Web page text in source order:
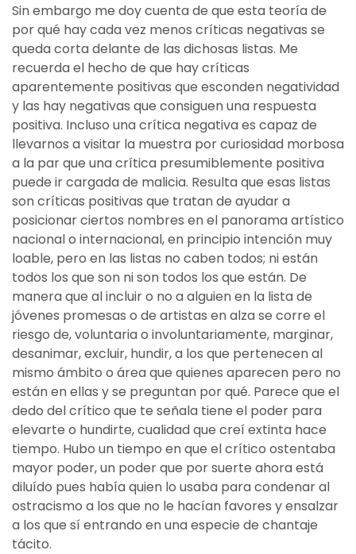
Sin embargo me doy cuenta de que esta teoría de
por qué hay cada vez menos críticas negativas se
queda corta delante de las dichosas listas. Me
recuerda el hecho de que hay críticas
aparentemente positivas que esconden negatividad
y las hay negativas que consiguen una respuesta
positiva. Incluso una crítica negativa es capaz de
llevarnos a visitar la muestra por curiosidad morbosa
a la par que una crítica presumiblemente positiva
puede ir cargada de malicia. Resulta que esas listas
son críticas positivas que tratan de ayudar a
posicionar ciertos nombres en el panorama artístico
nacional o internacional, en principio intención muy
loable, pero en las listas no caben todos; ni están
todos los que son ni son todos los que están. De
manera que al incluir o no a alguien en la lista de
jóvenes promesas o de artistas en alza se corre el
riesgo de, voluntaria o involuntariamente, marginar,
desanimar, excluir, hundir, a los que pertenecen al
mismo ámbito o área que quienes aparecen pero no
están en ellas y se preguntan por qué. Parece que el
dedo del crítico que te señala tiene el poder para
elevarte o hundirte, cualidad que creí extinta hace
tiempo. Hubo un tiempo en que el crítico ostentaba
mayor poder, un poder que por suerte ahora está
diluído pues había quien lo usaba para condenar al
ostracismo a los que no le hacían favores y ensalzar
a los que sí entrando en una especie de chantaje
tácito.